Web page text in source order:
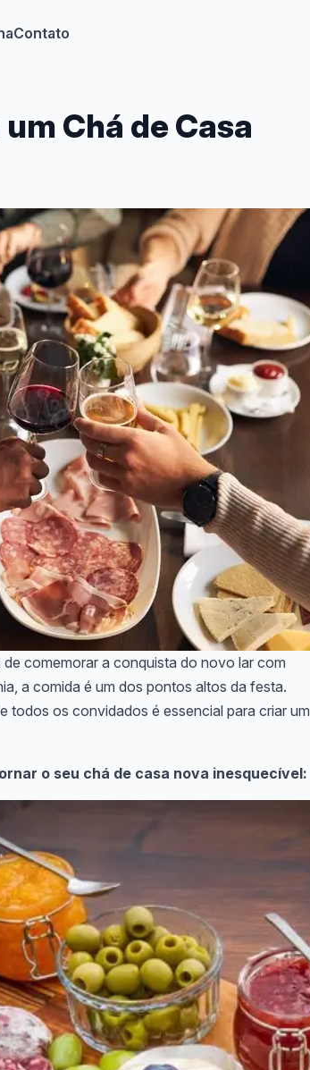
Contato
Chá de Casa
comemorar a conquista do novo lar com
a comida é um dos pontos altos da festa.
todos os convidados é essencial para criar um
o seu chá de casa nova inesquecível: